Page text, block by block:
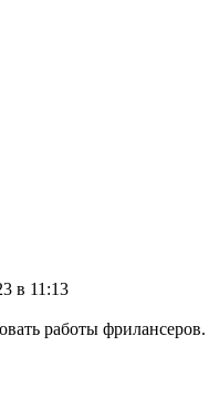
в 11:13
работы фрилансеров.